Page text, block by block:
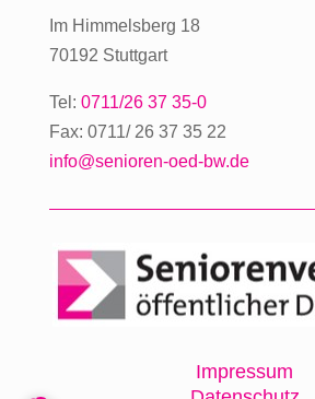
Im Himmelsberg 18
70192 Stuttgart
Tel: 0711/26 37 35-0
Fax: 0711/ 26 37 35 22
info@senioren-oed-bw.de
Impressum